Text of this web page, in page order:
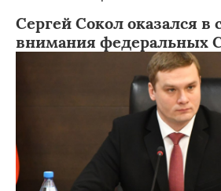
Сергей Сокол оказался в
внимания федеральных